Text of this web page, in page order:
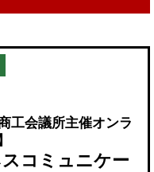
工会議所主催オンラ
コミュニケー